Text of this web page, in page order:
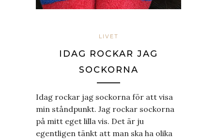
LIVET
IDAG ROCKAR JAG
SOCKORNA
Idag rockar jag sockorna för att visa
min ståndpunkt. Jag rockar sockorna
på mitt eget lilla vis. Det är ju
egentligen tänkt att man ska ha olika